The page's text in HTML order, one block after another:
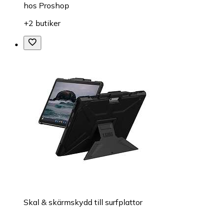
hos Proshop
+2 butiker
Skal & skärmskydd till surfplattor